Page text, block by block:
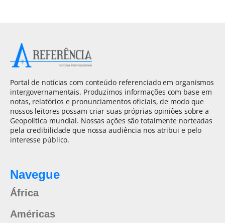
Portal de notícias com conteúdo referenciado em organismos
intergovernamentais. Produzimos informações com base em
notas, relatórios e pronunciamentos oficiais, de modo que
nossos leitores possam criar suas próprias opiniões sobre a
Geopolítica mundial. Nossas ações são totalmente norteadas
pela credibilidade que nossa audiência nos atribui e pelo
interesse público.
Navegue
África
Américas